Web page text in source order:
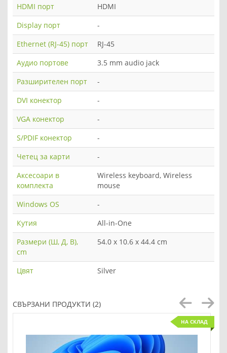
HDMI порт
HDMI
Display порт
-
Ethernet (RJ-45) порт
RJ-45
Аудио портове
3.5 mm audio jack
Разширителен порт
-
DVI конектор
-
VGA конектор
-
S/PDIF конектор
-
Четец за карти
-
Аксесоари в
комплекта
Wireless keyboard, Wireless
mouse
Windows OS
-
Кутия
All-in-One
Размери (Ш, Д, В),
cm
54.0 x 10.6 x 44.4 cm
Цвят Silver
СВЪРЗАНИ ПРОДУКТИ (2)
НА СКЛАД